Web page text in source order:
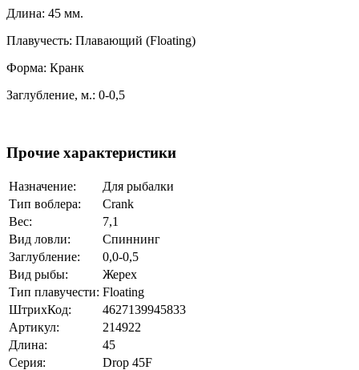
Длина: 45 мм.
Плавучесть: Плавающий (Floating)
Форма: Кранк
Заглубление, м.: 0-0,5
Прочие характеристики
Назначение:
Для рыбалки
Тип воблера:
Crank
Вес:
7,1
Вид ловли:
Спиннинг
Заглубление:
0,0-0,5
Вид рыбы:
Жерех
Тип плавучести: Floating
ШтрихКод:
4627139945833
Артикул:
214922
Длина:
45
Серия:
Drop 45F